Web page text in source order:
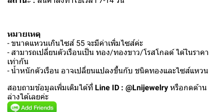
หมายเหตุ
- ขนาดแหวนเกินไซส์ 55 จะมีค่าเพิ่มไซส์ค่ะ
- สามารถเปลี่ยนตัวเรือนเป็น ทอง/ทองขาว/โรสโกลด์ ได้ในราคา
เท่ากัน
- น้ำหนักตัวเรือน อาจเปลี่ยนแปลงขึ้นกับ ชนิดทองและไซส์แหวน
สอบถามข้อมูลเพิ่มเติมได้ที่ Line ID : @Lnijewelry หรือกดด้าน
ล่างได้เลยค่ะ